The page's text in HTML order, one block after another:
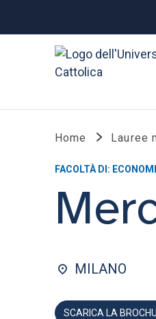
Home Lauree
FACOLTÀ DI:
MILANO
SCARICA LA